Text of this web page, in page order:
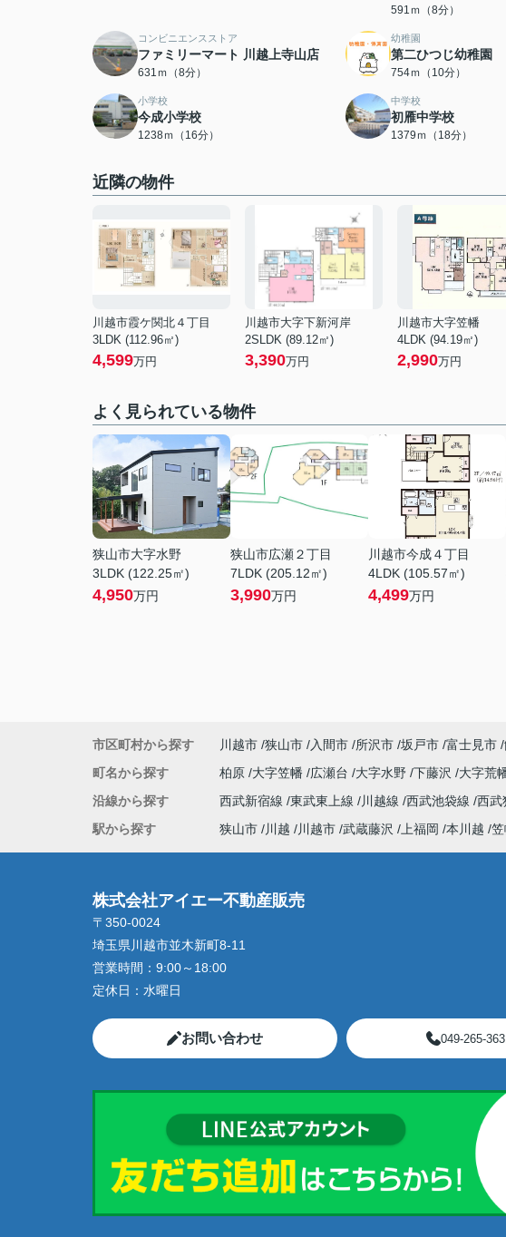
591ｍ（8分）
コンビニエンスストア
ファミリーマート 川越上寺山店
631ｍ（8分）
幼稚園
第二ひつじ幼稚園
754ｍ（10分）
小学校
今成小学校
1238ｍ（16分）
中学校
初雁中学校
1379ｍ（18分）
近隣の物件
川越市霞ケ関北４丁目
3LDK (112.96㎡)
4,599万円
川越市大字下新河岸
2SLDK (89.12㎡)
3,390万円
川越市大字笠幡
4LDK (94.19㎡)
2,990万円
よく見られている物件
狭山市大字水野
3LDK (122.25㎡)
4,950万円
狭山市広瀬２丁目
7LDK (205.12㎡)
3,990万円
川越市今成４丁目
4LDK (105.57㎡)
4,499万円
市区町村から探す 川越市 狭山市 入間市 所沢市 坂戸市 富士見市
町名から探す
柏原 大字笠幡 広瀬台 大字水野 下藤沢 大字荒
沿線から探す
西武新宿線 東武東上線 川越線 西武池袋線 西武
駅から探す
狭山市 川越 川越市 武蔵藤沢 上福岡 本川越
株式会社アイエー不動産販売
〒350-0024
埼玉県川越市並木新町8-11
営業時間： 9:00～18:00
定休日： 水曜日
お問い合わせ 049-265-